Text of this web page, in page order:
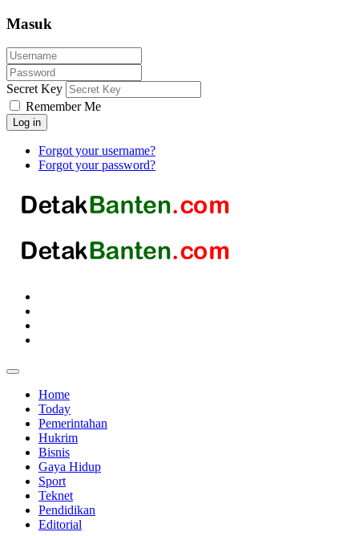
Masuk
Secret Key
Remember Me
Log in
Forgot your username?
Forgot your password?
Home
Today
Pemerintahan
Hukrim
Bisnis
Gaya Hidup
Sport
Teknet
Pendidikan
Editorial